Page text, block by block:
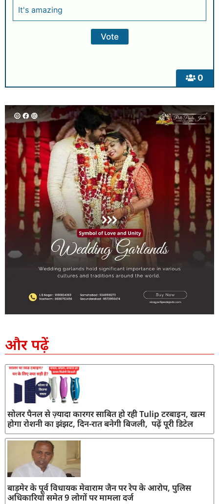
0
It's amazing
और पढ़ें
सोलर पैनल से ज़्यादा कारगर साबित हो रही Tulip टरबाइन, खत्म
होगा रोशनी का झंझट, दिन-रात बनेगी बिजली, पढ़ें पूरी डिटेल
बाड़मेर के पूर्व विधायक मेवाराम जैन पर रेप के आरोप, पुलिस
अधिकारियों समेत 9 लोगों पर मामला दर्ज